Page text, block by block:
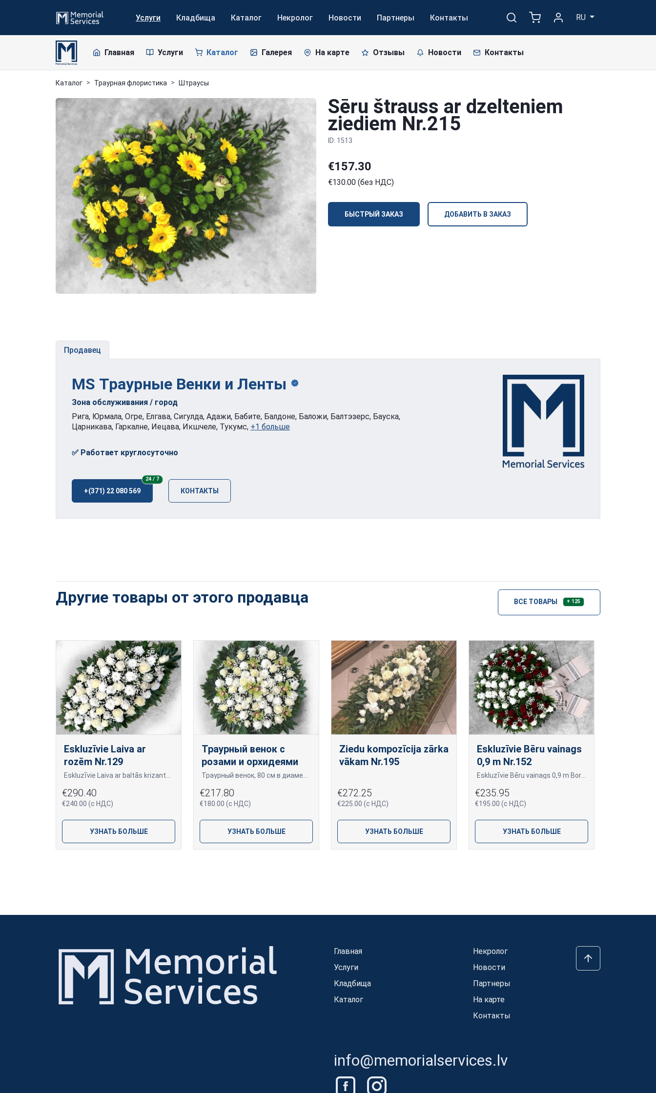
Услуги Кладбища Каталог Некролог Новости Партнеры Контакты RU
Главная Услуги Каталог Галерея На карте Отзывы Новости Контакты
Каталог Траурная флористика Штраусы
Sēru štrauss ar dzelteniem
ziediem Nr.215
ID: 1513
€157.30
€130.00 (без НДС)
БЫСТРЫЙ ЗАКАЗ ДОБАВИТЬ В ЗАКАЗ
Продавец
MS Траурные Венки и Ленты
Зона обслуживания / город
Рига, Юрмала, Огре, Елгава, Сигулда, Адажи, Бабите, Балдоне, Баложи, Балтэзерс, Бауска,
Царникава, Гаркалне, Иецава, Икшчеле, Тукумс, +1 больше
✅ Работает круглосуточно
+(371) 22 080 569
24 / 724/7
КОНТАКТЫ
Другие товары от этого продавца ВСЕ ТОВАРЫ + 125
Eskluzīvie Laiva ar
rozēm Nr.129
€290.40
€240.00 (с НДС)
УЗНАТЬ БОЛЬШЕ
Траурный венок с
розами и орхидеями
€217.80
€180.00 (с НДС)
УЗНАТЬ БОЛЬШЕ
Ziedu kompozīcija zārka
vākam Nr.195
€272.25
€225.00 (с НДС)
УЗНАТЬ БОЛЬШЕ
Eskluzīvie Bēru vainags
0,9 m Nr.152
€235.95
€195.00 (с НДС)
УЗНАТЬ БОЛЬШЕ
Главная
Услуги
Кладбища
Каталог
Некролог
Новости
Партнеры
На карте
Контакты
info@memorialservices.lv